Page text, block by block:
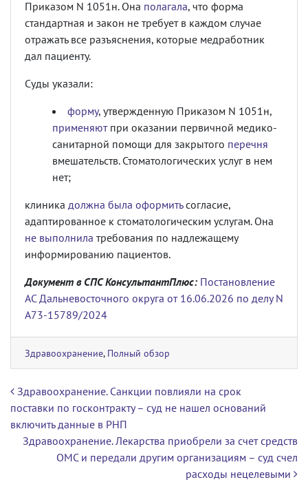
Приказом N 1051н. Она полагала, что форма
стандартная и закон не требует в каждом случае
отражать все разъяснения, которые медработник
дал пациенту.
Суды указали:
форму, утвержденную Приказом N 1051н,
применяютпри оказании первичной медико-
санитарной помощи для закрытого перечня
вмешательств. Стоматологических услуг в нем
нет;
клиника должна была оформитьсогласие,
адаптированное к стоматологическим услугам. Она
не выполнила требования по надлежащему
информированию пациентов.
Документ в СПС КонсультантПлюс: Постановление
АС Дальневосточного округа от 16.06.2026 по делу N
А73-15789/2024
Здравоохранение, Полный обзор
Навигация по записям
Здравоохранение. Санкции повлияли на срок
поставки по госконтракту – суд не нашел оснований
включить данные в РНП
Здравоохранение. Лекарства приобрели за счет средств
ОМС и передали другим организациям – суд счел
расходы нецелевыми